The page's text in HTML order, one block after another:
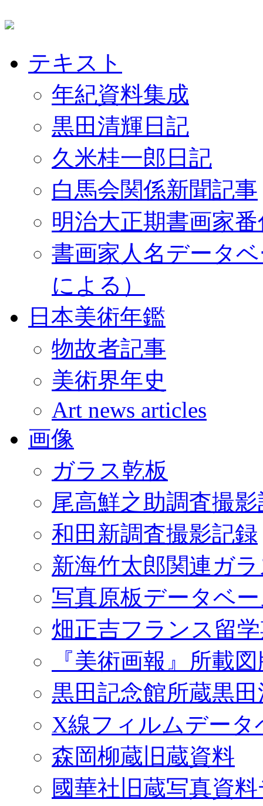
テキスト
年紀資料集成
黒田清輝日記
久米桂一郎日記
白馬会関係新聞記事
明治大正期書画家
書画家人名データ
による）
日本美術年鑑
物故者記事
美術界年史
Art news articles
画像
ガラス乾板
尾高鮮之助調査撮
和田新調査撮影記録
新海竹太郎関連ガ
写真原板データベ
畑正吉フランス留
『美術画報』所載
黒田記念館所蔵黒
X線フィルムデータ
森岡柳蔵旧蔵資料
國華社旧蔵写真資